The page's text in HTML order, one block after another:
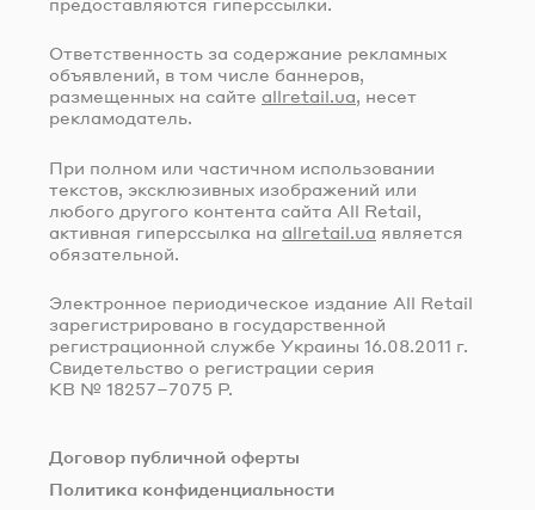
Ответственность за содержание рекламных
объявлений, в том числе баннеров,
размещенных на сайте allretail.ua, несет
рекламодатель.
При полном или частичном использовании
текстов, эксклюзивных изображений или
любого другого контента сайта All Retail,
активная гиперссылка на allretail.ua является
обязательной.
Электронное периодическое издание All Retail
зарегистрировано в государственной
регистрационной службе Украины 16.08.2011 г.
Свидетельство о регистрации серия
КВ № 18257–7075 Р.
Договор публичной оферты
Политика конфиденциальности